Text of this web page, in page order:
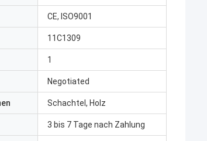
CE, ISO9001
11C1309
1
Negotiated
Schachtel, Holz
3 bis 7 Tage nach Zahlung